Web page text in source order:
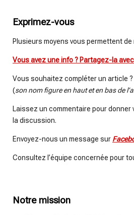
Exprimez-vous
Plusieurs moyens vous permettent
Vous avez une info ? Partagez-la
Vous souhaitez compléter un article
(son nom figure en haut et en bas de
Laissez un commentaire pour donner
la discussion.
Envoyez-nous un message sur
Consultez l’équipe concernée pour
Notre mission